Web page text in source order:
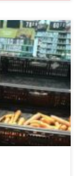
фрукти по кишені
цибуля, картопля і
персики,
ніж в
продукти –